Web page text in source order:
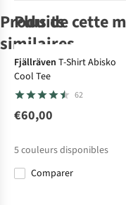
Produits
similaires
The North Face
Polaire W
Yumiori Off
Peak 1/2 Zip
Avis d'experts
Patagonia
Polaire Retro
Pile Marsupial
Patagonia
Polaire
Synchilla
Marsupial
Patagonia
Polaire
Synchilla
Marsupial
Plus de cette
Fjällräven T-Shirt Abisko
Cool Tee
62
€60,00
5couleurs disponibles
Comparer